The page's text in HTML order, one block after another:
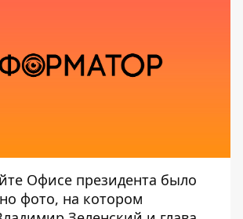
Офисе президента было
фото, на котором